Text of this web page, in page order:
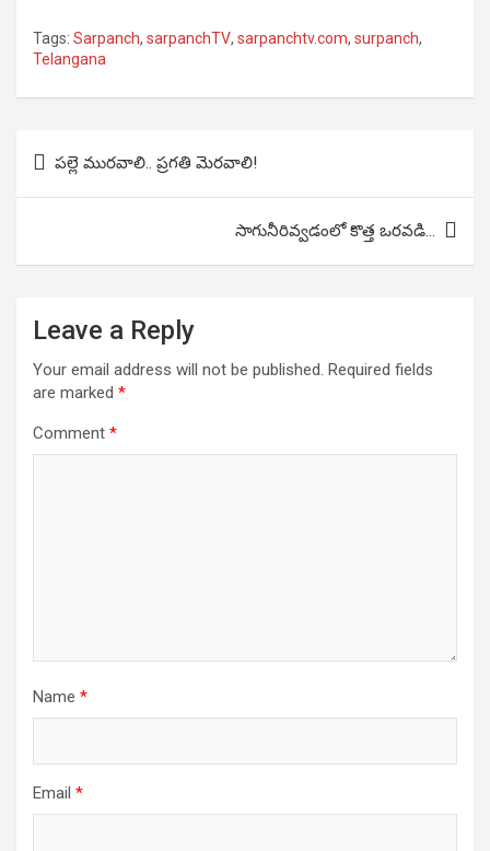
Tags: Sarpanch, sarpanchTV, sarpanchtv.com, surpanch,
Telangana
navigation
పల్లె మురవాలి.. ప్రగతి మెరవాలి!
సాగునీరివ్వడంలో కొత్త ఒరవడి…
Leave a Reply
Your email address will not be published. Required fields
are marked *
Comment *
Name *
Email *